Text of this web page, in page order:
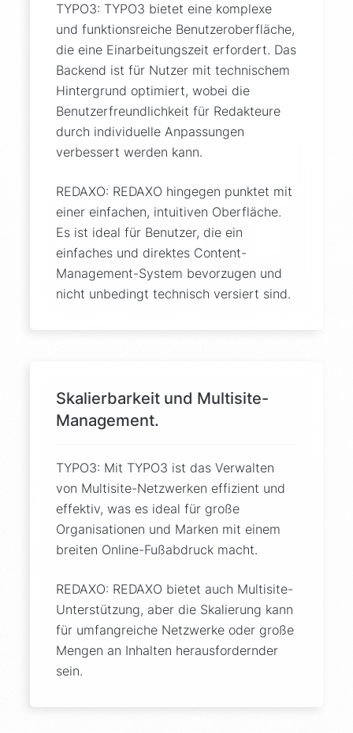
TYPO3: TYPO3 bietet eine komplexe
und funktionsreiche Benutzeroberfläche,
die eine Einarbeitungszeit erfordert. Das
Backend ist für Nutzer mit technischem
Hintergrund optimiert, wobei die
Benutzerfreundlichkeit für Redakteure
durch individuelle Anpassungen
verbessert werden kann.
REDAXO: REDAXO hingegen punktet mit
einer einfachen, intuitiven Oberfläche.
Es ist ideal für Benutzer, die ein
einfaches und direktes Content-
Management-System bevorzugen und
nicht unbedingt technisch versiert sind.
Skalierbarkeit und Multisite-
Management.
TYPO3: Mit TYPO3 ist das Verwalten
von Multisite-Netzwerken effizient und
effektiv, was es ideal für große
Organisationen und Marken mit einem
breiten Online-Fußabdruck macht.
REDAXO: REDAXO bietet auch Multisite-
Unterstützung, aber die Skalierung kann
für umfangreiche Netzwerke oder große
Mengen an Inhalten herausfordernder
sein.